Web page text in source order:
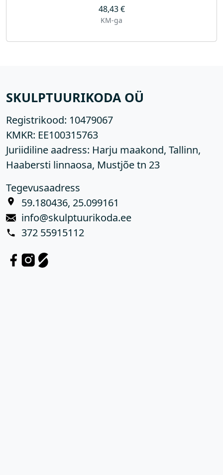
48,43€
KM-ga
SKULPTUURIKODA OÜ
Registrikood: 10479067
KMKR: EE100315763
Juriidiline aadress: Harju maakond, Tallinn,
Haabersti linnaosa, Mustjõe tn 23
Tegevusaadress
59.180436, 25.099161
info@skulptuurikoda.ee
372 55915112